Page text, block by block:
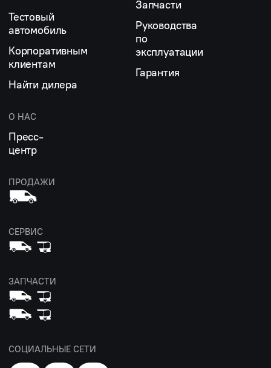
Тестовый
автомобиль
Корпоративным
клиентам
Найти дилера
Запчасти
Руководства
по
эксплуатации
Гарантия
О НАС
Пресс-
центр
ПРОДАЖИ
СЕРВИС
ЗАПЧАСТИ
СОЦИАЛЬНЫЕ СЕТИ